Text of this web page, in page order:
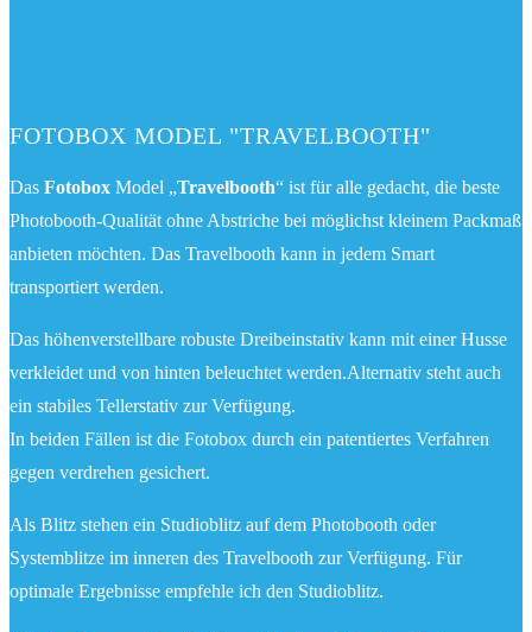
FOTOBOX MODEL "TRAVELBOOTH"
Das Fotobox Model „Travelbooth“ ist für alle gedacht, die beste
Photobooth-Qualität ohne Abstriche bei möglichst kleinem Packmaß
anbieten möchten. Das Travelbooth kann in jedem Smart
transportiert werden.
Das höhenverstellbare robuste Dreibeinstativ kann mit einer Husse
verkleidet und von hinten beleuchtet werden.Alternativ steht auch
ein stabiles Tellerstativ zur Verfügung.
In beiden Fällen ist die Fotobox durch ein patentiertes Verfahren
gegen verdrehen gesichert.
Als Blitz stehen ein Studioblitz auf dem Photobooth oder
Systemblitze im inneren des Travelbooth zur Verfügung. Für
optimale Ergebnisse empfehle ich den Studioblitz.